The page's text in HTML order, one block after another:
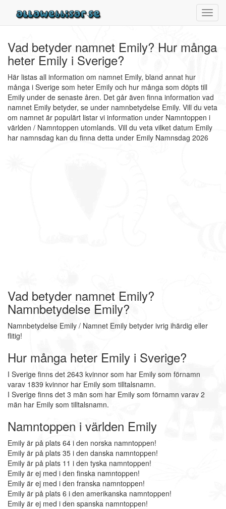
Vad betyder namnet Emily? Hur många
heter Emily i Sverige?
Här listas all information om namnet Emily, bland annat hur
många i Sverige som heter Emily och hur många som döpts till
Emily under de senaste åren. Det går även finna information vad
namnet Emily betyder, se under namnbetydelse Emily. Vill du veta
om namnet är populärt listar vi information under Namntoppen i
världen / Namntoppen utomlands. Vill du veta vilket datum Emily
har namnsdag kan du finna detta under Emily Namnsdag 2026
Vad betyder namnet Emily?
Namnbetydelse Emily?
Namnbetydelse Emily / Namnet Emily betyder ivrig ihärdig eller
flitig!
Hur många heter Emily i Sverige?
I Sverige finns det 2643 kvinnor som har Emily som förnamn
varav 1839 kvinnor har Emily som tilltalsnamn.
I Sverige finns det 3 män som har Emily som förnamn varav 2
män har Emily som tilltalsnamn.
Namntoppen i världen Emily
Emily är på plats 64 i den norska namntoppen!
Emily är på plats 35 i den danska namntoppen!
Emily är på plats 11 i den tyska namntoppen!
Emily är ej med i den finska namntoppen!
Emily är ej med i den franska namntoppen!
Emily är på plats 6 i den amerikanska namntoppen!
Emily är ej med i den spanska namntoppen!